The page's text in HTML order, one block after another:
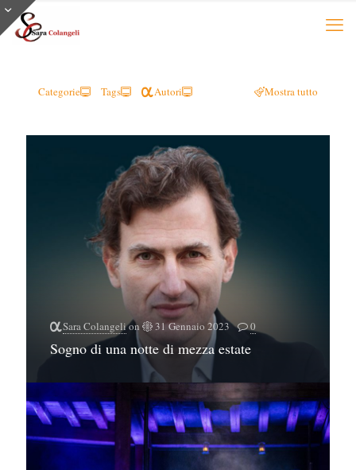
Categorie Tags Autori Mostra tutto
Sara Colangelion 31 Gennaio 2023 0
Sogno di una notte di mezza estate